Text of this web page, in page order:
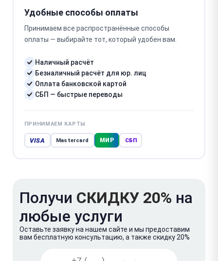
Удобные способы оплаты
Принимаем все распространённые способы
оплаты — выбирайте тот, который удобен вам.
Наличный расчёт
Безналичный расчёт для юр. лиц
Оплата банковской картой
СБП — быстрые переводы
ПРИНИМАЕМ КАРТЫ
VISA Mastercard МИР СБП
Получи СКИДКУ 20% на
любые услуги
Оставьте заявку на нашем сайте и мы предоставим
вам бесплатную консультацию, а также скидку 20%